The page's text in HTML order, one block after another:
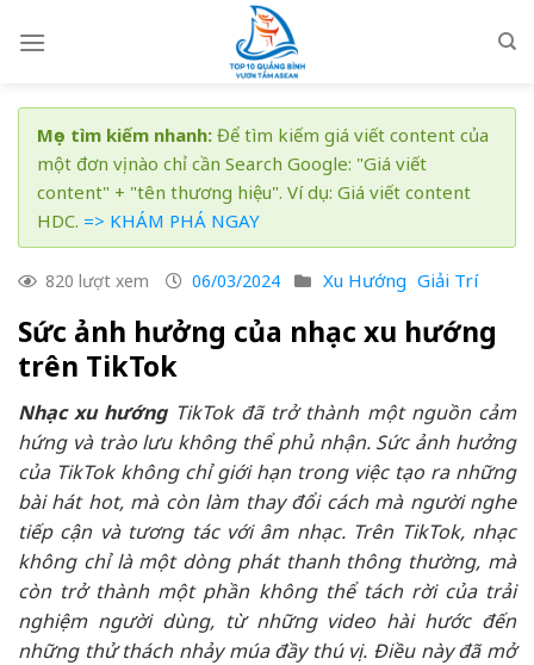
Mẹo tìm kiếm nhanh: Để tìm kiếm giá viết content của
một đơn vị nào chỉ cần Search Google: "Giá viết
content" + "tên thương hiệu". Ví dụ: Giá viết content
HDC. => KHÁM PHÁ NGAY
820 lượt xem 06/03/2024 Xu Hướng Giải Trí
Sức ảnh hưởng của nhạc xu hướng
trên TikTok
Nhạc xu hướngTikTok đã trở thành một nguồn cảm
hứng và trào lưu không thể phủ nhận. Sức ảnh hưởng
của TikTok không chỉ giới hạn trong việc tạo ra những
bài hát hot, mà còn làm thay đổi cách mà người nghe
tiếp cận và tương tác với âm nhạc. Trên TikTok, nhạc
không chỉ là một dòng phát thanh thông thường, mà
còn trở thành một phần không thể tách rời của trải
nghiệm người dùng, từ những video hài hước đến
những thử thách nhảy múa đầy thú vị. Điều này đã mở